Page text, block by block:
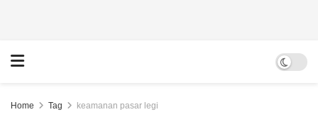
Home Tag keamanan pasar legi